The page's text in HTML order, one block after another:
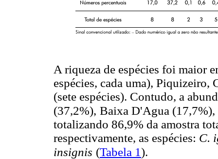
A riqueza de espécies foi maior
espécies, cada uma), Piquizeiro,
(sete espécies). Contudo, a
(37,2%), Baixa D'Agua
totalizando 86,9% da amostra
respectivamente, as espécies: C.
insignis (Tabela 1).